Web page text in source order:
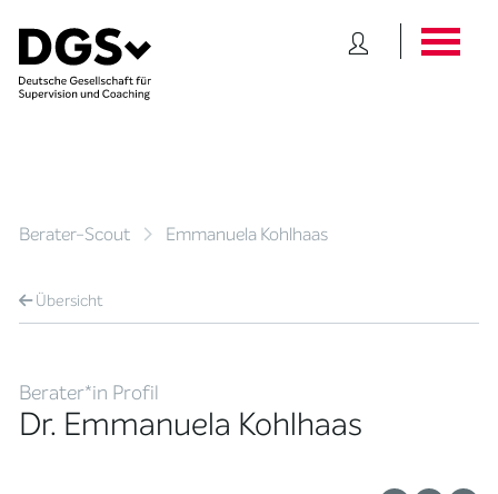
Berater-Scout Emmanuela Kohlhaas
Übersicht
Berater*in Profil
Dr. Emmanuela Kohlhaas